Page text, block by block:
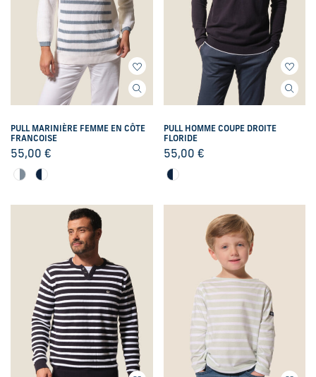
PULL MARINIÈRE FEMME EN CÔTE
FRANCOISE
55,00 €
PULL HOMME COUPE DROITE
FLORIDE
55,00 €